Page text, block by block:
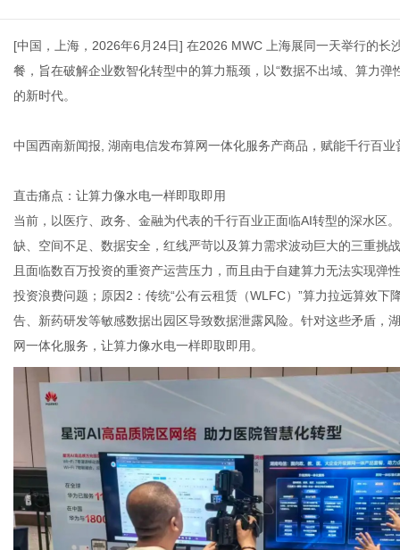
[中国，上海， 2026年6 月 24日] 在2026 MWC
上海展同一天举行的
餐，旨在破解企业数智化转型中的算力瓶颈，以“数据不出域、算力弹
的新时代。
中国西南新闻报 湖南电信发布算网一体化服务产商品，赋能千行百业
直击痛点：让算力像水电一样即取即用
当前，以医疗、政务、金融为代表的千行百业正面临AI转型的深水区
缺、空间不足、数据安全，红线严苛以及算力需求波动巨大的三重挑
且面临数百万投资的重资产运营压力，而且由于自建算力无法实现弹
投资浪费问题；原因2 ：传统“公有云租赁（WLFC）”算力拉远算效下
告、新药研发等敏感数据出园区导致数据泄露风险。针对这些矛盾，
网一体化服务，让算力像水电一样即取即用。